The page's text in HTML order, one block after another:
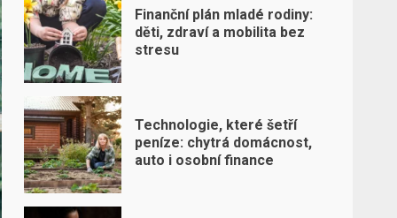
Finanční plán mladé rodiny:
děti, zdraví a mobilita bez
stresu
Technologie, které šetří
peníze: chytrá domácnost,
auto i osobní finance